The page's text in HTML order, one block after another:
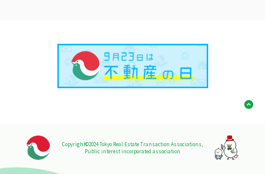
Copyright©2024 Tokyo Real Estate Transaction Associations,
Public interest incorporated association